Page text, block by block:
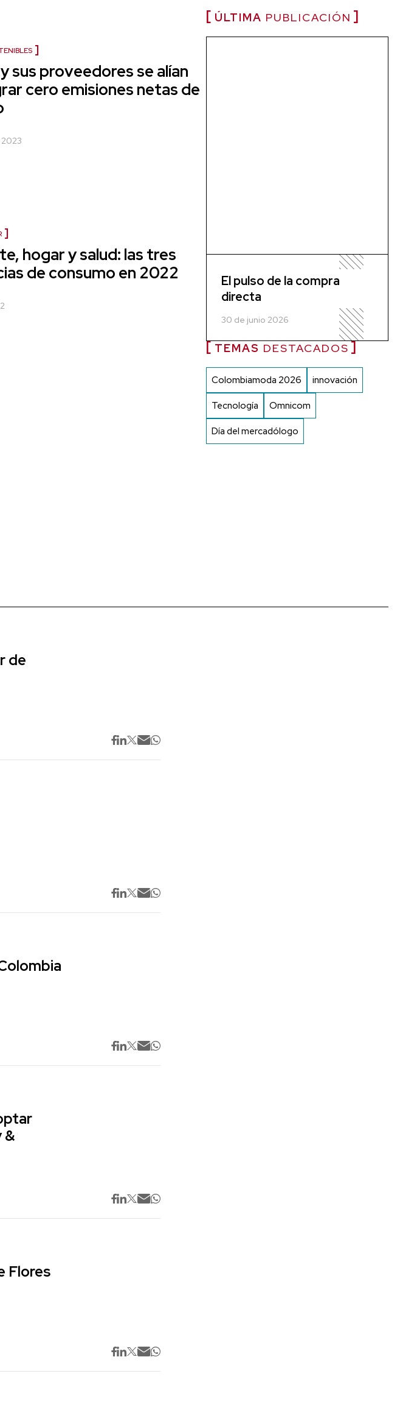
sus proveedores se alían
cero emisiones netas de
hogar y salud: las tres
de consumo en 2022
ÚLTIMA PUBLICACIÓN
El pulso de la compra
directa
30 de junio 2026
TEMAS DESTACADOS
Colombiamoda 2026 innovación
Tecnología Omnicom
Día del mercadólogo
de
&
Flores